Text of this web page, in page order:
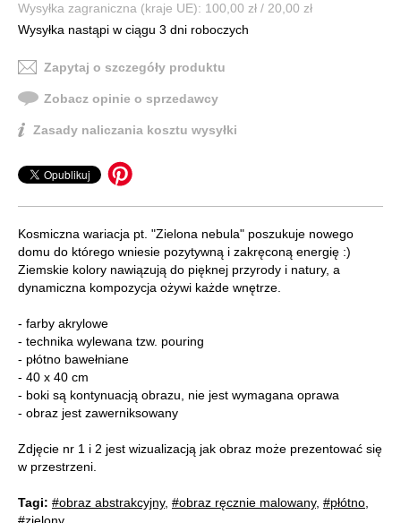
Wysyłka zagraniczna (kraje UE): 100,00 zł / 20,00 zł
Wysyłka nastąpi w ciągu 3 dni roboczych
Zapytaj o szczegóły produktu
Zobacz opinie o sprzedawcy
Zasady naliczania kosztu wysyłki
Kosmiczna wariacja pt. "Zielona nebula" poszukuje nowego
domu do którego wniesie pozytywną i zakręconą energię :)
Ziemskie kolory nawiązują do pięknej przyrody i natury, a
dynamiczna kompozycja ożywi każde wnętrze.
- farby akrylowe
- technika wylewana tzw. pouring
- płótno bawełniane
- 40 x 40 cm
- boki są kontynuacją obrazu, nie jest wymagana oprawa
- obraz jest zawerniksowany
Zdjęcie nr 1 i 2 jest wizualizacją jak obraz może prezentować się
w przestrzeni.
Tagi: #obraz abstrakcyjny, #obraz ręcznie malowany, #płótno